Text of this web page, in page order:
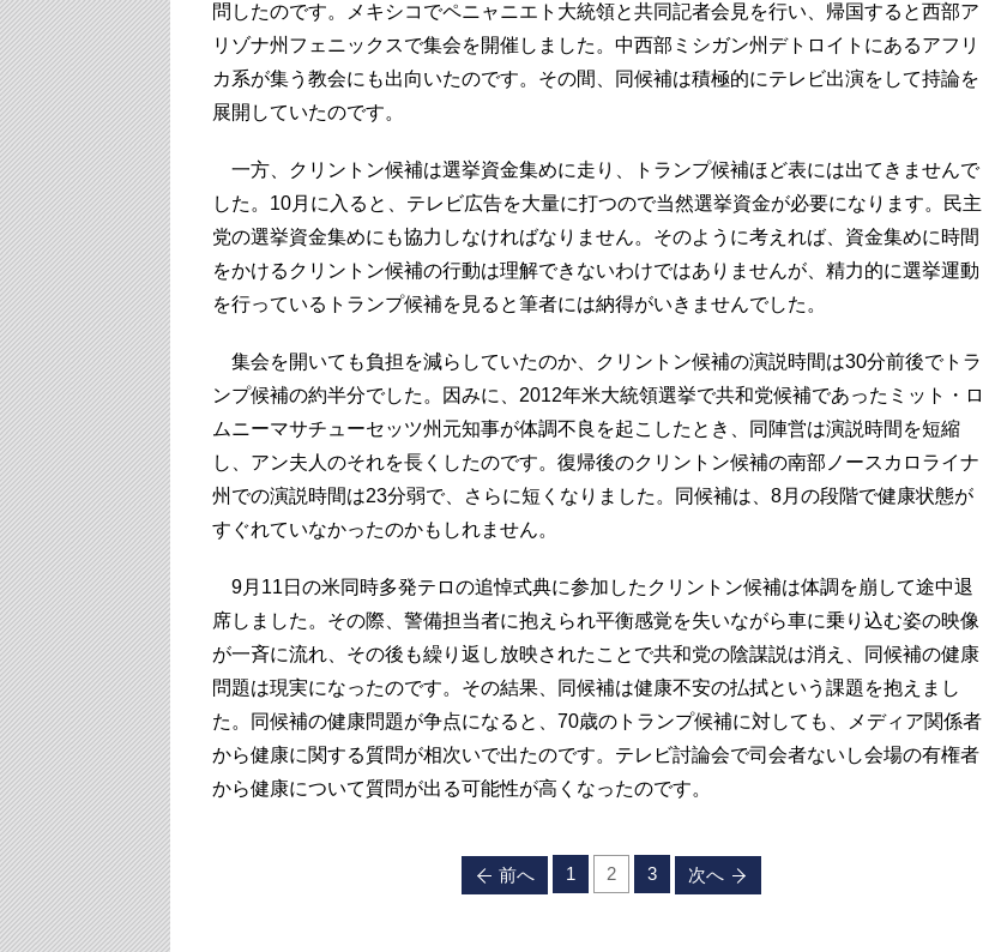
問したのです。メキシコでペニャニエト大統領と共同記者会見を行い、帰国すると西部ア
リゾナ州フェニックスで集会を開催しました。中西部ミシガン州デトロイトにあるアフリ
カ系が集う教会にも出向いたのです。その間、同候補は積極的にテレビ出演をして持論を
展開していたのです。
一方、クリントン候補は選挙資金集めに走り、トランプ候補ほど表には出てきませんで
した。10月に入ると、テレビ広告を大量に打つので当然選挙資金が必要になります。民主
党の選挙資金集めにも協力しなければなりません。そのように考えれば、資金集めに時間
をかけるクリントン候補の行動は理解できないわけではありませんが、精力的に選挙運動
を行っているトランプ候補を見ると筆者には納得がいきませんでした。
集会を開いても負担を減らしていたのか、クリントン候補の演説時間は30分前後でトラ
ンプ候補の約半分でした。因みに、2012年米大統領選挙で共和党候補であったミット・ロ
ムニーマサチューセッツ州元知事が体調不良を起こしたとき、同陣営は演説時間を短縮
し、アン夫人のそれを長くしたのです。復帰後のクリントン候補の南部ノースカロライナ
州での演説時間は23分弱で、さらに短くなりました。同候補は、8月の段階で健康状態が
すぐれていなかったのかもしれません。
9月11日の米同時多発テロの追悼式典に参加したクリントン候補は体調を崩して途中退
席しました。その際、警備担当者に抱えられ平衡感覚を失いながら車に乗り込む姿の映像
が一斉に流れ、その後も繰り返し放映されたことで共和党の陰謀説は消え、同候補の健康
問題は現実になったのです。その結果、同候補は健康不安の払拭という課題を抱えまし
た。同候補の健康問題が争点になると、70歳のトランプ候補に対しても、メディア関係者
から健康に関する質問が相次いで出たのです。テレビ討論会で司会者ないし会場の有権者
から健康について質問が出る可能性が高くなったのです。
前へ 1 2 3 次へ